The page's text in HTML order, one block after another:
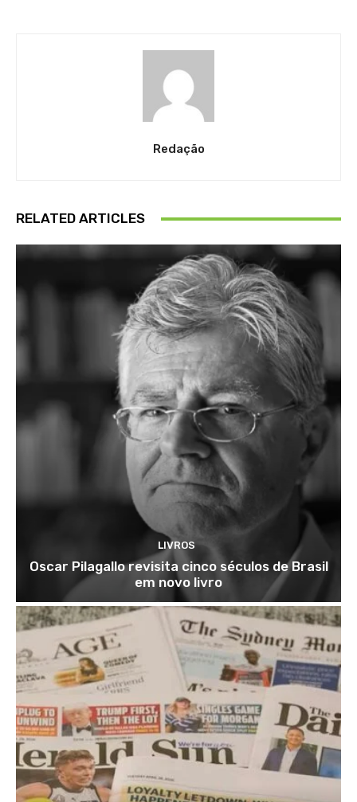
Redação
RELATED ARTICLES
LIVROS
Oscar Pilagallo revisita cinco séculos de Brasil
em novo livro